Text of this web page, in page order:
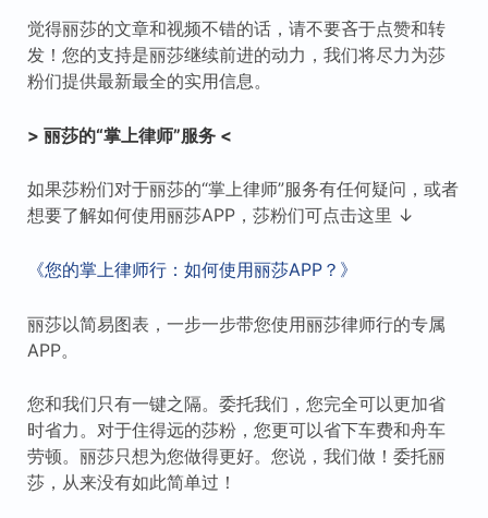
觉得丽莎的文章和视频不错的话，请不要吝于点赞和转
发！您的支持是丽莎继续前进的动力，我们将尽力为莎
粉们提供最新最全的实用信息。
> 丽莎的“掌上律师”服务 <
如果莎粉们对于丽莎的“掌上律师”服务有任何疑问，或者
想要了解如何使用丽莎APP，莎粉们可点击这里 ↓
《您的掌上律师行：如何使用丽莎APP？》
丽莎以简易图表，一步一步带您使用丽莎律师行的专属
APP。
您和我们只有一键之隔。委托我们，您完全可以更加省
时省力。对于住得远的莎粉，您更可以省下车费和舟车
劳顿。丽莎只想为您做得更好。您说，我们做！委托丽
莎，从来没有如此简单过！